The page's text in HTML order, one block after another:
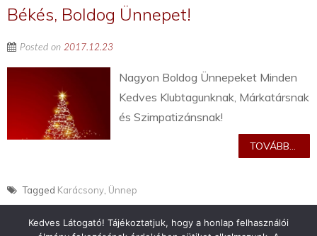
Békés, Boldog Ünnepet!
Posted on 2017.12.23
Nagyon Boldog Ünnepeket Minden
Kedves Klubtagunknak, Márkatársnak
és Szimpatizánsnak!
TOVÁBB...
Tagged Karácsony Ünnep
Kedves Látogató! Tájékoztatjuk, hogy a honlap felhasználói